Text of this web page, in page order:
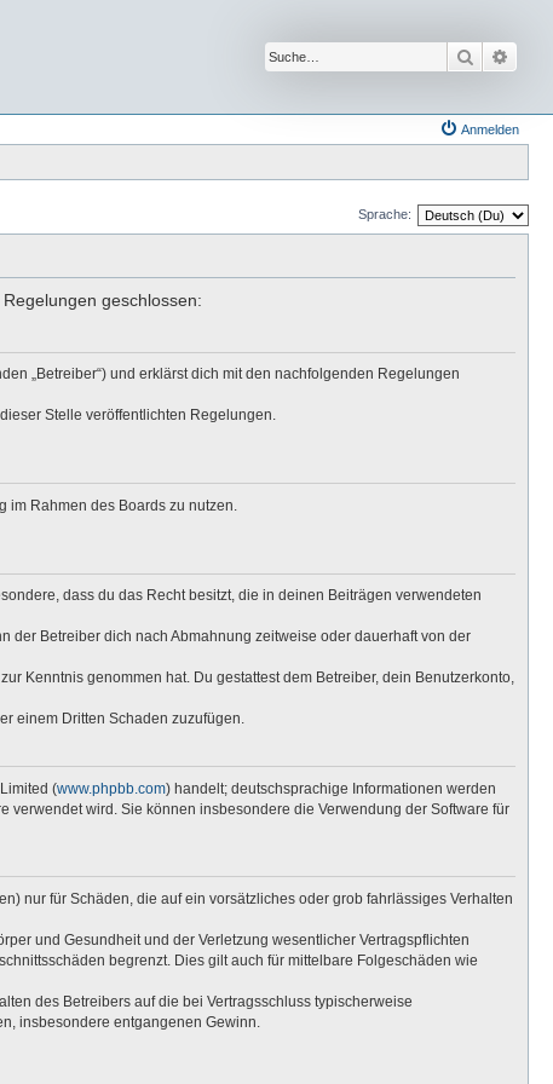
Suche
Anmelden
Sprache:
geschlossen:
„Betreiber“) und erklärst dich mit den nachfolgenden Regelungen
Stelle veröffentlichten Regelungen.
im Rahmen des Boards zu nutzen.
dass du das Recht besitzt, die in deinen Beiträgen verwendeten
der Betreiber dich nach Abmahnung zeitweise oder dauerhaft von der
Kenntnis genommen hat. Du gestattest dem Betreiber, dein Benutzerkonto,
einem Dritten Schaden zuzufügen.
(www.phpbb.com) handelt; deutschsprachige Informationen werden
verwendet wird. Sie können insbesondere die Verwendung der Software für
nur für Schäden, die auf ein vorsätzliches oder grob fahrlässiges Verhalten
und Gesundheit und der Verletzung wesentlicher Vertragspflichten
begrenzt. Dies gilt auch für mittelbare Folgeschäden wie
des Betreibers auf die bei Vertragsschluss typischerweise
insbesondere entgangenen Gewinn.